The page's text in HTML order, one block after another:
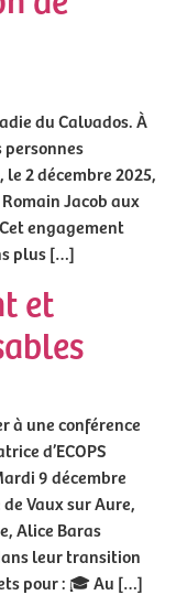
du Calvados. À
2 décembre 2025,
Jacob aux
engagement
plus […]
et
à une conférence
d’ECOPS
9 décembre
Vaux sur Aure,
Alice Baras
leur transition
pour : 🎓 Au […]